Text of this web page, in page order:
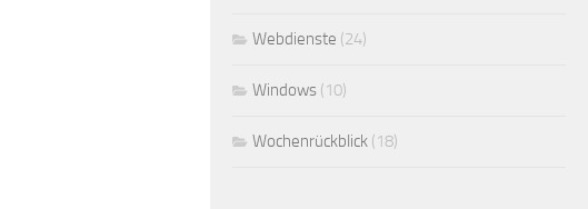
Webdienste (24)
Windows (10)
Wochenrückblick (18)